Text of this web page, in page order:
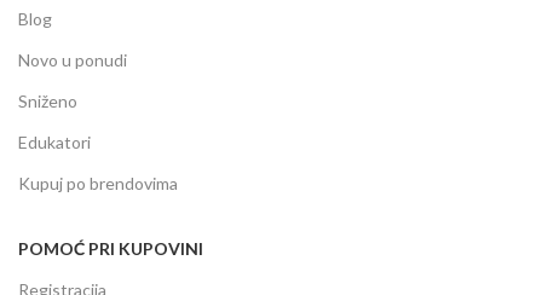
Blog
Novo u ponudi
Sniženo
Edukatori
Kupuj po brendovima
POMOĆ PRI KUPOVINI
Registracija